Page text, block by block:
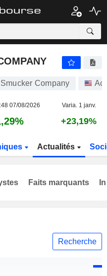
Company
07/08/2026 Varia. 1 janv.
+23,19%
Actualités
Recherche
Faits marquants